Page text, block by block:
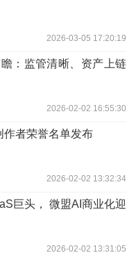
2026-03-05 17:20:19
：监管清晰、资产上链
2026-02-02 16:55:30
作者荣誉名单发布
2026-02-02 13:32:34
巨头， 微盟AI商业化迎
2026-02-02 13:31:05